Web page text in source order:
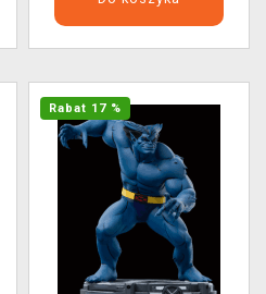
Rabat 17 %